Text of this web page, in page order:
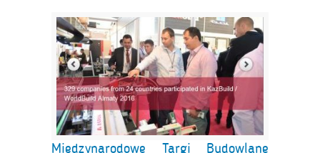
Międzynarodowe Targi Budowlane